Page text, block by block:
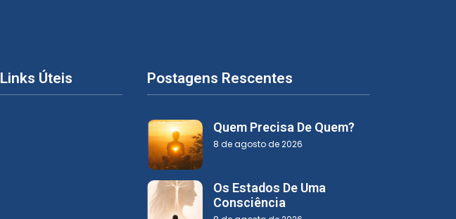
Links Úteis Postagens Rescentes
Quem Precisa De Quem?
8 de agosto de 2026
Os Estados De Uma
Consciência